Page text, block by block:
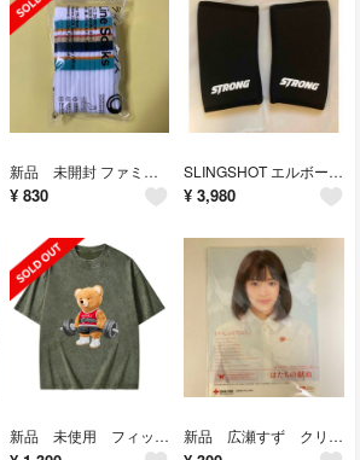
新品 未開封 ファミマソックス 限定カラー 25cm〜28cm
¥ 830
SLINGSHOT エルボースリーブ Lサイズ
¥ 3,980
新品 未使用 フィットネス テディベア Lサイズ 新品 広瀬すず クリアケース 日本赤十字社 非売品